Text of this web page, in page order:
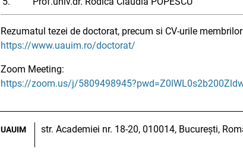
Rezumatul tezei de doctorat, precum si CV-urile
https://www.uauim.ro/doctorat/
Zoom Meeting:
https://zoom.us/j/
UAUIM str. Academiei nr. 18-20, 010014, București,